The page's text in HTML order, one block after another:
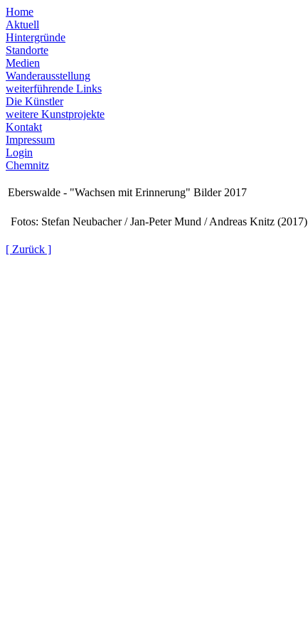
Home
Aktuell
Hintergründe
Standorte
Medien
Wanderausstellung
weiterführende Links
Die Künstler
weitere Kunstprojekte
Kontakt
Impressum
Login
Chemnitz
Eberswalde - "Wachsen mit Erinnerung" Bilder 2017
Fotos: Stefan Neubacher / Jan-Peter Mund / Andreas Knitz (2017)
[ Zurück ]